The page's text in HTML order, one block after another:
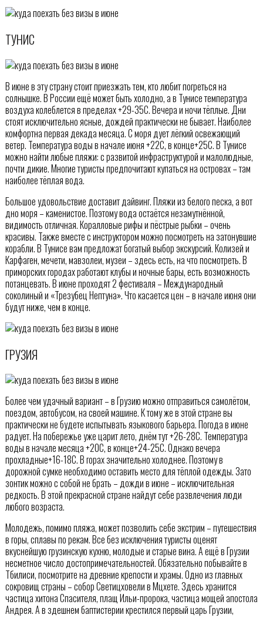
ТУНИС
В июне в эту страну стоит приезжать тем, кто любит погреться на
солнышке. В России ещё может быть холодно, а в Тунисе температура
воздуха колеблется в пределах +29-35С. Вечера и ночи тёплые. Дни
стоят исключительно ясные, дождей практически не бывает. Наиболее
комфортна первая декада месяца. С моря дует лёгкий освежающий
ветер. Температура воды в начале июня +22С, в конце+25С. В Тунисе
можно найти любые пляжи: с развитой инфраструктурой и малолюдные,
почти дикие. Многие туристы предпочитают купаться на островах – там
наиболее тёплая вода.
Большое удовольствие доставит дайвинг. Пляжи из белого песка, а вот
дно моря – каменистое. Поэтому вода остаётся незамутнённой,
видимость отличная. Коралловые рифы и пёстрые рыбки – очень
красивы. Также вместе с инструктором можно посмотреть на затонувшие
корабли. В Тунисе вам предложат богатый выбор экскурсий. Колизей и
Карфаген, мечети, мавзолеи, музеи – здесь есть, на что посмотреть. В
приморских городах работают клубы и ночные бары, есть возможность
потанцевать. В июне проходят 2 фестиваля – Международный
соколиный и «Трезубец Нептуна». Что касается цен – в начале июня они
будут ниже, чем в конце.
ГРУЗИЯ
Более чем удачный вариант – в Грузию можно отправиться самолётом,
поездом, автобусом, на своей машине. К тому же в этой стране вы
практически не будете испытывать языкового барьера. Погода в июне
радует. На побережье уже царит лето, днём тут +26-28С. Температура
воды в начале месяца +20С, в конце+24-25С. Однако вечера
прохладные+16-18С. В горах значительно холоднее. Поэтому в
дорожной сумке необходимо оставить место для тёплой одежды. Зато
зонтик можно с собой не брать – дожди в июне – исключительная
редкость. В этой прекрасной стране найдут себе развлечения люди
любого возраста.
Молодежь, помимо пляжа, может позволить себе экстрим – путешествия
в горы, сплавы по рекам. Все без исключения туристы оценят
вкуснейшую грузинскую кухню, молодые и старые вина. А ещё в Грузии
несметное число достопримечательностей. Обязательно побывайте в
Тбилиси, посмотрите на древние крепости и храмы. Одно из главных
сокровищ страны – собор Светицховели в Мцхете. Здесь хранится
частица хитона Спасителя, плащ Ильи-пророка, частица мощей апостола
Андрея. А в здешнем баптистерии крестился первый царь Грузии,